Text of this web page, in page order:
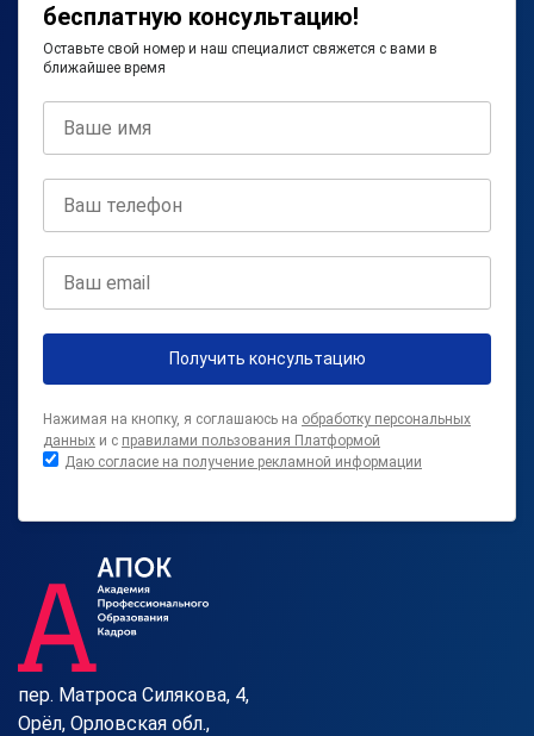
бесплатную консультацию!
Оставьте свой номер и наш специалист свяжется с вами в
ближайшее время
Получить консультацию
Нажимая на кнопку, я соглашаюсь на обработку персональных
данных и с правилами пользования Платформой
Даю согласие на получение рекламной информации
пер. Матроса Силякова, 4,
Орёл, Орловская обл.,